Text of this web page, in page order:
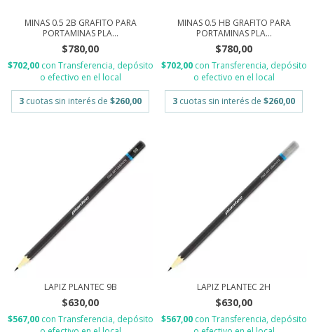
MINAS 0.5 2B GRAFITO PARA
PORTAMINAS PLA...
$780,00
$702,00 con Transferencia, depósito
o efectivo en el local
3 cuotas sin interés de $260,00
MINAS 0.5 HB GRAFITO PARA
PORTAMINAS PLA...
$780,00
$702,00 con Transferencia, depósito
o efectivo en el local
3 cuotas sin interés de $260,00
LAPIZ PLANTEC 9B
$630,00
$567,00 con Transferencia, depósito
LAPIZ PLANTEC 2H
$630,00
$567,00 con Transferencia, depósito